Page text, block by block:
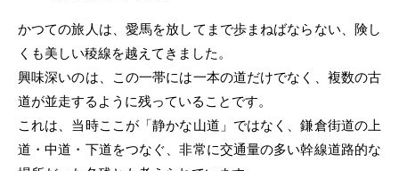
かつての旅人は、愛馬を放してまで歩まねばならない、険し
くも美しい稜線を越えてきました。
興味深いのは、この一帯には一本の道だけでなく、複数の古
道が並走するように残っていることです。
これは、当時ここが「静かな山道」ではなく、鎌倉街道の上
道・中道・下道をつなぐ、非常に交通量の多い幹線道路的な